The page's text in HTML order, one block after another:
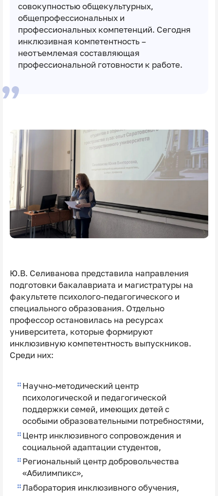
совокупностью общекультурных,
общепрофессиональных и
профессиональных компетенций. Сегодня
инклюзивная компетентность –
неотъемлемая составляющая
профессиональной готовности к работе.
Ю.В. Селиванова представила направления
подготовки бакалавриата и магистратуры на
факультете психолого-педагогического и
специального образования. Отдельно
профессор остановилась на ресурсах
университета, которые формируют
инклюзивную компетентность выпускников.
Среди них:
Научно-методический центр
психологической и педагогической
поддержки семей, имеющих детей с
особыми образовательными потребностями,
Центр инклюзивного сопровождения и
социальной адаптации студентов,
Региональный центр добровольчества
«Абилимпикс»,
Лаборатория инклюзивного обучения,